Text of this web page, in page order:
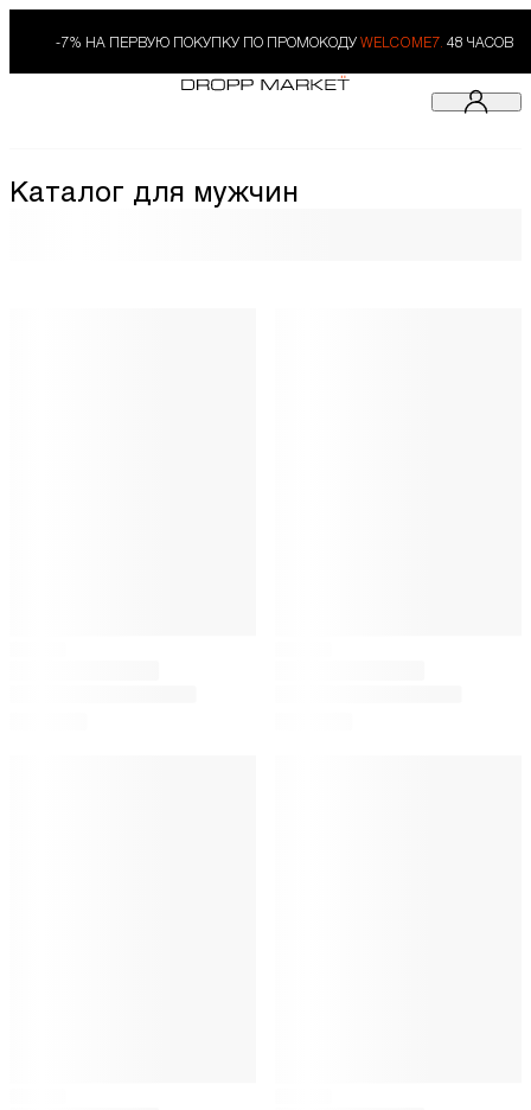
-7% НА ПЕРВУЮ ПОКУПКУ ПО ПРОМОКОДУ WELCOME7. 48 ЧАСОВ
Каталог для мужчин